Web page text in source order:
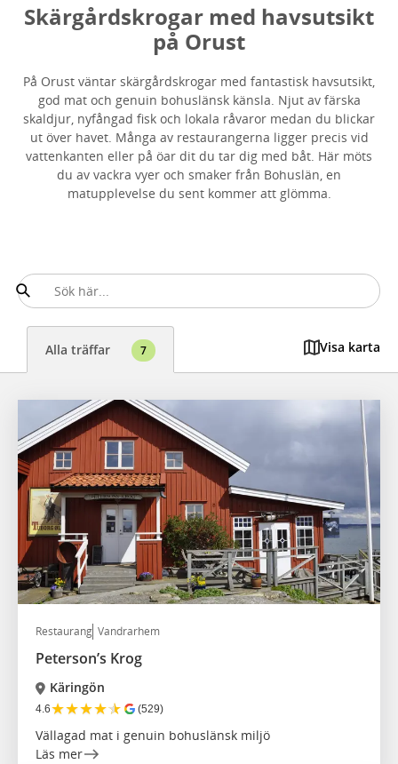
Skärgårdskrogar med havsutsikt
på Orust
På Orust väntar skärgårdskrogar med fantastisk havsutsikt,
god mat och genuin bohuslänsk känsla. Njut av färska
skaldjur, nyfångad fisk och lokala råvaror medan du blickar
ut över havet. Många av restaurangerna ligger precis vid
vattenkanten eller på öar dit du tar dig med båt. Här möts
du av vackra vyer och smaker från Bohuslän, en
matupplevelse du sent kommer att glömma.
Alla träffar 7 Visa karta
Restaurang Vandrarhem
Peterson’s Krog
Käringön
4.6★★★★★ (529)
Vällagad mat i genuin bohuslänsk miljö
Läs mer